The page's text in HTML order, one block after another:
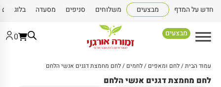
חדש על המדף מבצעים משלוחים סניפים מסעדה בלוג
מבצעים 0
עמוד הבית/לחם ומאפים /לחמים / לחם מחמצת דגנים אנשי הלחם
לחם מחמצת דגנים אנשי הלחם